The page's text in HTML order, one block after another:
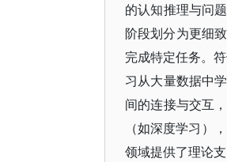
的认知推理与问
阶段划分为更细
完成特定任务。
习从大量数据中
间的连接与交互
（如深度学习）
领域提供了理论